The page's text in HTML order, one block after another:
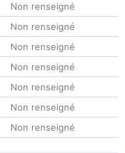
Non renseigné
Non renseigné
Non renseigné
Non renseigné
Non renseigné
Non renseigné
Non renseigné